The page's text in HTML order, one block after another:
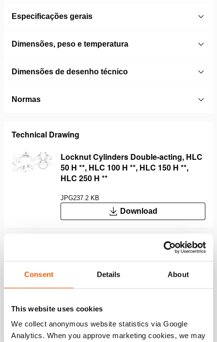
Consent Details About
This website uses cookies
We collect anonymous website statistics via Google
Analytics. When you approve marketing cookies, we may
Especificações gerais
Dimensões, peso e temperatura
Dimensões de desenho técnico
Normas
Technical Drawing
Locknut Cylinders Double-acting, HLC
50 H **, HLC 100 H **, HLC 150 H **,
HLC 250 H **
JPG237.2 KB
Download
Características
trabalhar com carga sustentada
máxima a cargas laterais de 10%%